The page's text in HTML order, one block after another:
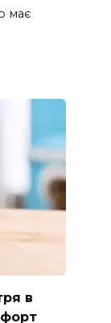
має
в